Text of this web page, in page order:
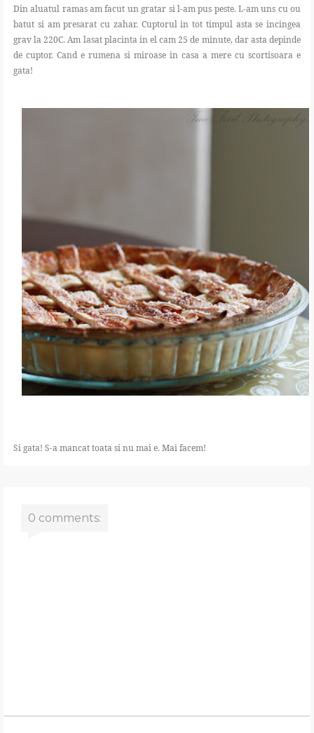
Din aluatul ramas am facut un gratar si l-am pus peste. L-am uns cu ou
batut si am presarat cu zahar. Cuptorul in tot timpul asta se incingea
grav la 220C. Am lasat placinta in el cam 25 de minute, dar asta depinde
de cuptor. Cand e rumena si miroase in casa a mere cu scortisoara e
gata!
Si gata! S-a mancat toata si nu mai e. Mai facem!
0 comments: